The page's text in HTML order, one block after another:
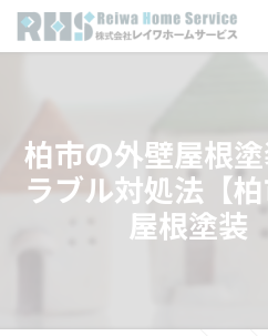
柏市の外壁屋根
ラブル対処法【
屋根塗装